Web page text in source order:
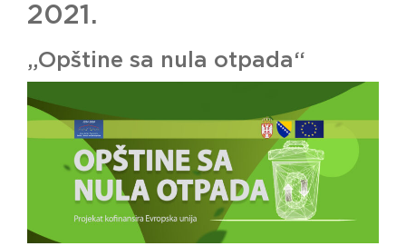
2021.
„Opštine sa nula otpada“